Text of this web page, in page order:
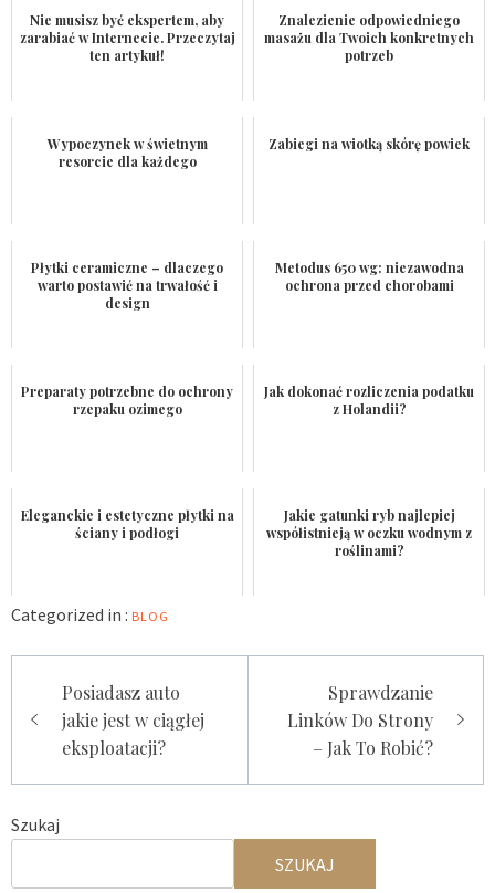
Nie musisz być ekspertem, aby
zarabiać w Internecie. Przeczytaj
ten artykuł!
Znalezienie odpowiedniego
masażu dla Twoich konkretnych
potrzeb
Wypoczynek w świetnym
resorcie dla każdego
Zabiegi na wiotką skórę powiek
Płytki ceramiczne – dlaczego
warto postawić na trwałość i
design
Metodus 650 wg: niezawodna
ochrona przed chorobami
Preparaty potrzebne do ochrony
rzepaku ozimego
Jak dokonać rozliczenia podatku
z Holandii?
Eleganckie i estetyczne płytki na
ściany i podłogi
Jakie gatunki ryb najlepiej
współistnieją w oczku wodnym z
roślinami?
Categorized in : BLOG
wpisuPosiadasz auto
jakie jest w ciągłej
eksploatacji?
Sprawdzanie
Linków Do Strony
– Jak To Robić?
Szukaj
SZUKAJ